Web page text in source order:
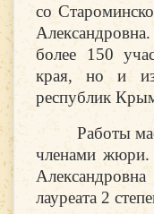
со
более 150
края, но и
республик
Работы
членами жюри.
лауреата 2